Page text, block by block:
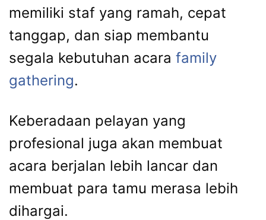
memiliki staf yang ramah, cepat
tanggap, dan siap membantu
segala kebutuhan acara family
gathering.
Keberadaan pelayan yang
profesional juga akan membuat
acara berjalan lebih lancar dan
membuat para tamu merasa lebih
dihargai.